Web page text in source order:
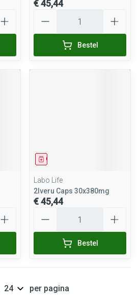
€ 45,44
Bestel
Geneesmiddel
Labo Life
2lveru Caps 30x380mg
€ 45,44
Bestel
per pagina